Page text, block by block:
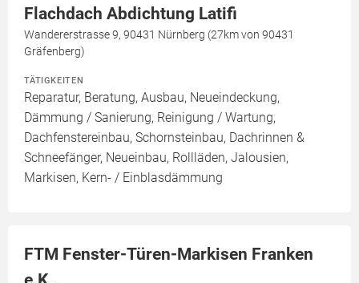
Flachdach Abdichtung Latifi
Wandererstrasse 9, 90431 Nürnberg (27km von 90431
Gräfenberg)
TÄTIGKEITEN
Reparatur, Beratung, Ausbau, Neueindeckung,
Dämmung / Sanierung, Reinigung / Wartung,
Dachfenstereinbau, Schornsteinbau, Dachrinnen &
Schneefänger, Neueinbau, Rollläden, Jalousien,
Markisen, Kern- / Einblasdämmung
FTM Fenster-Türen-Markisen Franken